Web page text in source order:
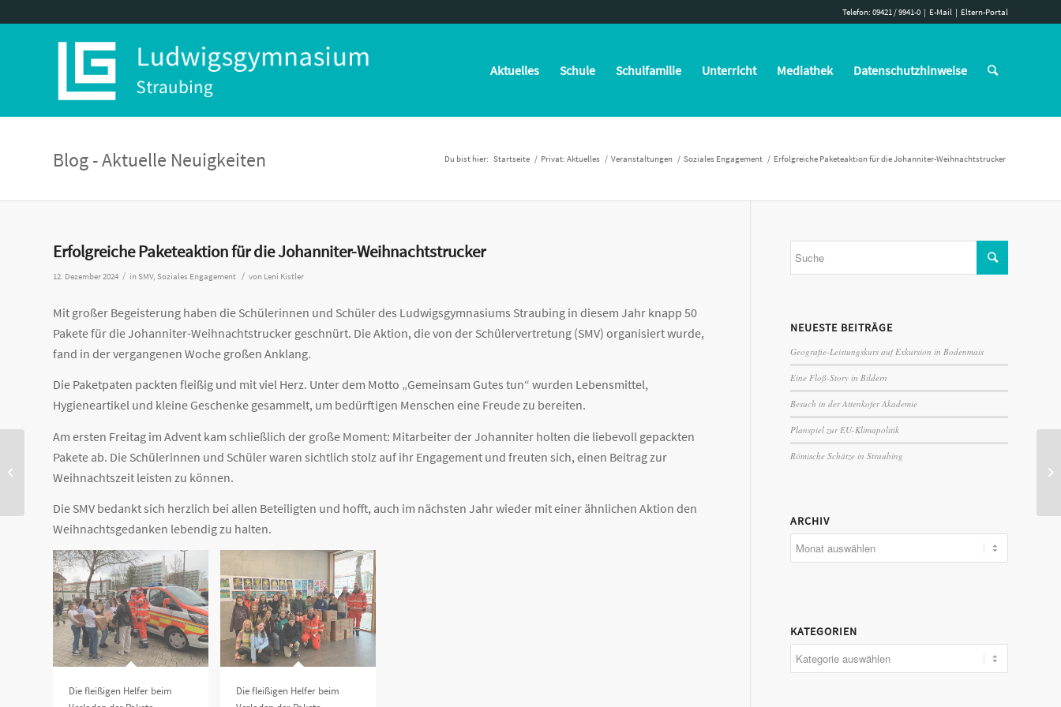
Telefon: 09421 / 9941-0 | E-Mail | Eltern-Portal
Aktuelles Schule Schulfamilie Unterricht Mediathek Datenschutzhinweise
Blog - Aktuelle Neuigkeiten Du bist hier: Startseite / Privat: Aktuelles / Veranstaltungen / Soziales Engagement / Erfolgreiche Paketeaktion für die Johanniter-Weihnachtstrucker
Erfolgreiche Paketeaktion für die Johanniter-Weihnachtstrucker
12. Dezember 2024 / in SMV, Soziales Engagement / von Leni Kistler
Mit großer Begeisterung haben die Schülerinnen und Schüler des Ludwigsgymnasiums Straubing in diesem Jahr knapp 50
Pakete für die Johanniter-Weihnachtstrucker geschnürt. Die Aktion, die von der Schülervertretung (SMV) organisiert wurde,
fand in der vergangenen Woche großen Anklang.
Die Paketpaten packten fleißig und mit viel Herz. Unter dem Motto „Gemeinsam Gutes tun“ wurden Lebensmittel,
Hygieneartikel und kleine Geschenke gesammelt, um bedürftigen Menschen eine Freude zu bereiten.
Am ersten Freitag im Advent kam schließlich der große Moment: Mitarbeiter der Johanniter holten die liebevoll gepackten
Pakete ab. Die Schülerinnen und Schüler waren sichtlich stolz auf ihr Engagement und freuten sich, einen Beitrag zur
Weihnachtszeit leisten zu können.
Die SMV bedankt sich herzlich bei allen Beteiligten und hofft, auch im nächsten Jahr wieder mit einer ähnlichen Aktion den
Weihnachtsgedanken lebendig zu halten.
Die fleißigen Helfer beim
Die fleißigen Helfer beim
NEUESTE BEITRÄGE
Geografie-Leistungskurs auf Exkursion in Bodenmais
Eine Floß-Story in Bildern
Besuch in der Attenkofer Akademie
Planspiel zur EU-Klimapolitik
Römische Schätze in Straubing
ARCHIV
KATEGORIEN
Die kleine Meerjungfrau:
Ein bezaubernder